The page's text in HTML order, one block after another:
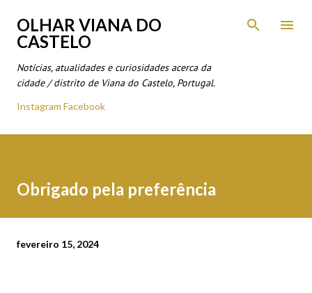
Avançar para o conteúdo principal
OLHAR VIANA DO
CASTELO
Notícias, atualidades e curiosidades acerca da
cidade / distrito de Viana do Castelo, Portugal.
Instagram Facebook
Obrigado pela preferência
fevereiro 15, 2024